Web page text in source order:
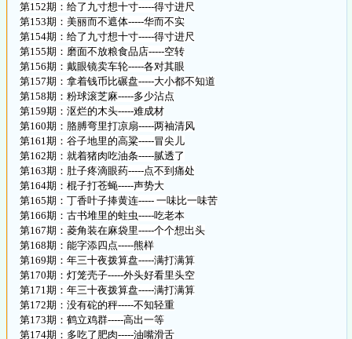
第152期：给了九寸想十寸-----得寸进尺
第153期：美丽而不遮体-----华而不实
第154期：给了九寸想十寸-----得寸进尺
第155期：磨面不放粮食品店-----空转
第156期：戴眼镜卖车轮-----各对其眼
第157期：拿着钱币比碾盘-----大小都不知道
第158期：粉球滚芝麻-----多少沾点
第159期：沤烂的木头-----难成材
第160期：胳膊弯里打凉扇-----两袖清风
第161期：谷子地里的高粱-----冒尖儿
第162期：就着猪肉吃油条-----腻透了
第163期：肚子疼滴眼药-----点不到痛处
第164期：棍子打苍蝇-----声势大
第165期：丁香叶子捧黄连----- 一味比一味苦
第166期：古书堆里的蛀虫-----吃老本
第167期：菱角装在麻袋里-----个个想出头
第168期：能字添四点-----熊样
第169期：年三十夜拨算盘-----满打满算
第170期：灯笼壳子-----外头好看里头空
第171期：年三十夜拨算盘-----满打满算
第172期：没有砣的秤-----不知轻重
第173期：鹤立鸡群-----高出一等
第174期：多吃了肥肉-----油嘴滑舌